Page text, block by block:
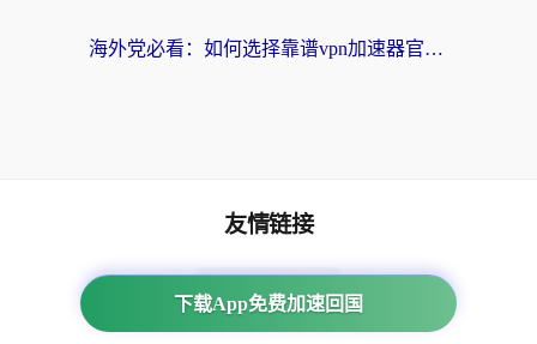
海外党必看：如何选择靠谱vpn加速器官网？轻松解决国内APP地区限制
下载App免费加速回国
友情链接
海外回国加速器